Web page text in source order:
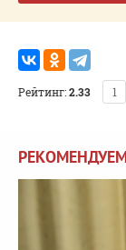
Рейтинг:2.33 1